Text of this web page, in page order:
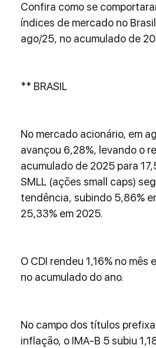
Confira como se
índices de mercado no
ago/25, no acumulado de
** BRASIL
No mercado acionário, em
avançou 6,28%, levando o
acumulado de 2025 para
SMLL (ações small caps)
tendência, subindo 5,86%
25,33% em 2025.
O CDI rendeu 1,16% no mês
no acumulado do ano.
No campo dos títulos
inflação, o IMA-B 5 subiu